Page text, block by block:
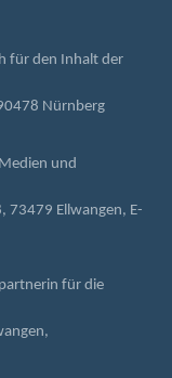
für den Inhalt der
Nürnberg
und
73479 Ellwangen, E-
für die